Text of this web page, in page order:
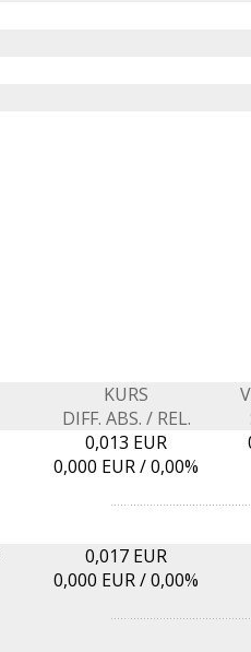
KURS
DIFF. ABS. / REL.
0,013 EUR
0,000 EUR /0,00%
0,017 EUR
0,000 EUR /0,00%